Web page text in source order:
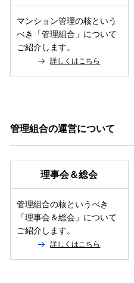
マンション管理の核という
べき「管理組合」について
ご紹介します。
詳しくはこちら
管理組合の運営について
理事会＆総会
管理組合の核というべき
「理事会＆総会」について
ご紹介します。
詳しくはこちら